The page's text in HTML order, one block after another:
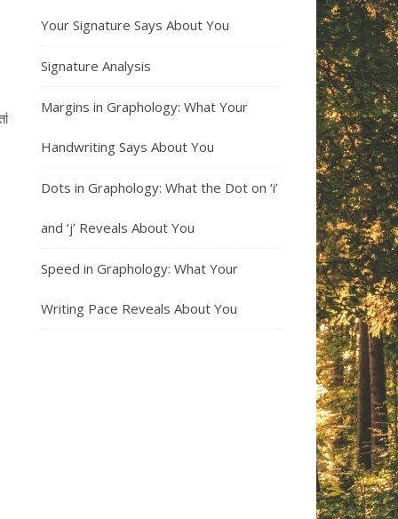
Your Signature Says About You
Signature Analysis
Margins in Graphology: What Your
Handwriting Says About You
Dots in Graphology: What the Dot on ‘i’
and ‘j’ Reveals About You
Speed in Graphology: What Your
Writing Pace Reveals About You